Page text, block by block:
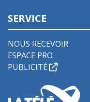
SERVICE
NOUS RECEVOIR
ESPACE PRO
PUBLICITÉ